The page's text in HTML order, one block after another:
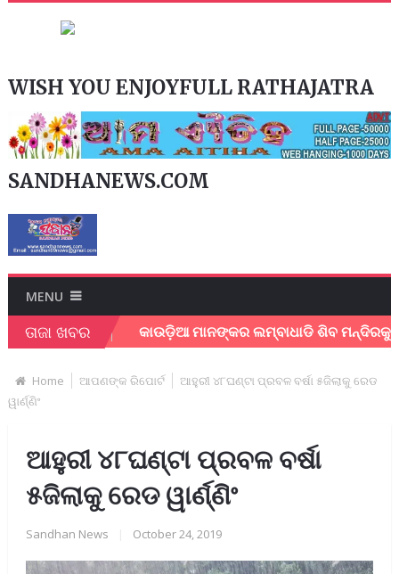
WISH YOU ENJOYFULL RATHAJATRA
SANDHANEWS.COM
MENU
ତାଜା ଖବର
ବୈଠକ. କାଉଡ଼ିଆ ମାନଙ୍କର ଲମ୍ବାଧାଡି ଶିବ ମନ୍ଦିରକୁ
Home ଆପଣଙ୍କ ରିପୋର୍ଟ
ଆହୁରୀ ୪୮ଘଣ୍ଟା ପ୍ରବଳ ବର୍ଷା ୫ଜିଲାକୁ ରେଡ
ୱାର୍ଣ୍ଣିଂ
ଆହୁରୀ ୪୮ଘଣ୍ଟା ପ୍ରବଳ ବର୍ଷା
୫ଜିଲାକୁ ରେଡ ୱାର୍ଣ୍ଣିଂ
Sandhan News October 24, 2019